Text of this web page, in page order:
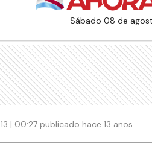
sábado 08 de
| 00:27 publicado hace 13 años